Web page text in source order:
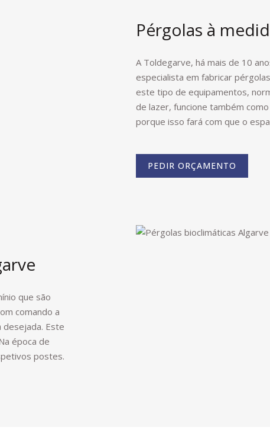
Pérgolas à
A Toldegarve, há mais de 10
especialista em fabricar
este tipo de equipamentos,
de lazer, funcione também
porque isso fará com que o
PEDIR ORÇAMENTO
que são
comando a
desejada. Este
época de
postes.